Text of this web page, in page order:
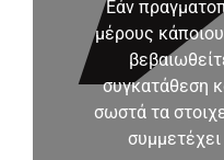
Εάν
μέρους
συγκατάθεση
σωστά τα